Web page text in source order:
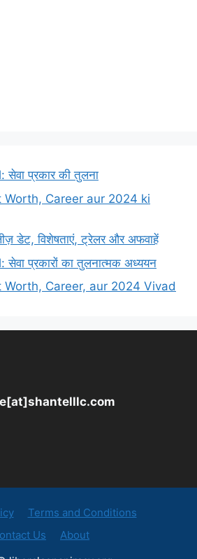
प्रकार की तुलना
Career aur 2024 ki
डेट, विशेषताएं, ट्रेलर और अफवाहें
प्रकारों का तुलनात्मक अध्ययन
Career, aur 2024 Vivad
Terms and Conditions
Us
About